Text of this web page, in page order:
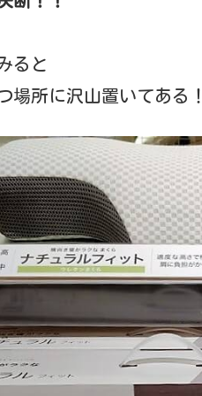
ると
場所に沢山置いてある